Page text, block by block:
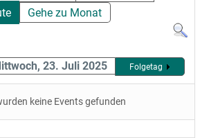
Gehe zu Monat
23. Juli 2025 Folgetag
keine Events gefunden